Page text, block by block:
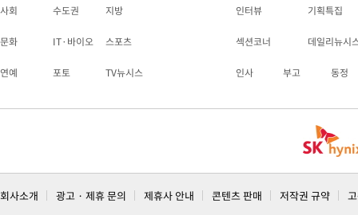
사회 수도권 지방
문화 IT·바이오 스포츠
연예 포토 TV뉴시스
인터뷰 기획특집
섹션코너 데일리뉴시
인사 부고 동정
회사소개 광고 · 제휴 문의 제휴사 안내 콘텐츠 판매 저작권 규약